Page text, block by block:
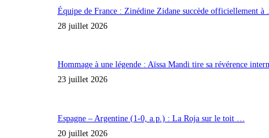
Équipe de France : Zinédine Zidane succède officiellement
28 juillet 2026
Hommage à une légende : Aïssa Mandi tire sa révérence
23 juillet 2026
Espagne – Argentine (1-0, a.p.) : La Roja sur le toit …
20 juillet 2026